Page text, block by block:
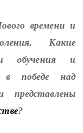
времени и
Какие
обучения и
в победе над
представлены
?